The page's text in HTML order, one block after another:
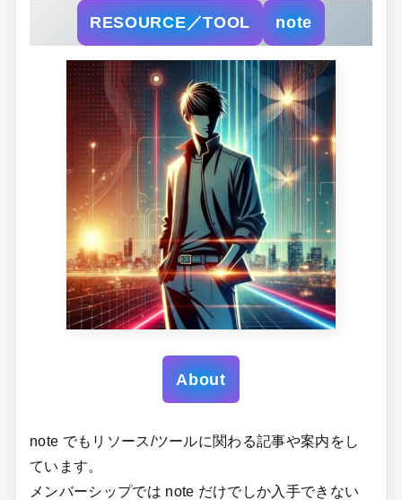
RESOURCE／TOOL note
About
note でもリソース/ツールに関わる記事や案内をし
ています。
メンバーシップでは note だけでしか入手できない